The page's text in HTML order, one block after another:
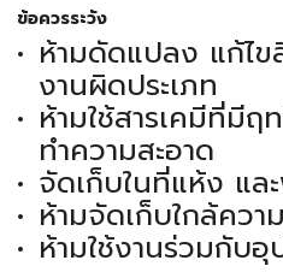
ข้อควรระวัง
ห้ามดัดแปลง แก้ไข
งานผิดประเภท
ห้ามใช้สารเคมีที่มีฤ
ทำความสะอาด
จัดเก็บในที่แห้ง แล
ห้ามจัดเก็บใกล้ควา
ห้ามใช้งานร่วมกับ